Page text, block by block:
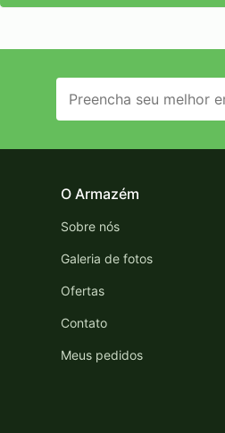
O Armazém
Sobre nós
Galeria de fotos
Ofertas
Contato
Meus pedidos